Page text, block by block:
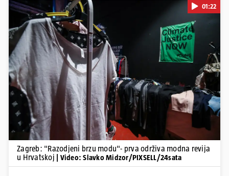
Pokretanje videa...
01:22
Zagreb: "Razodjeni brzu modu"- prva održiva modna revija
u Hrvatskoj
| Video: Slavko Midzor/PIXSELL/24sata